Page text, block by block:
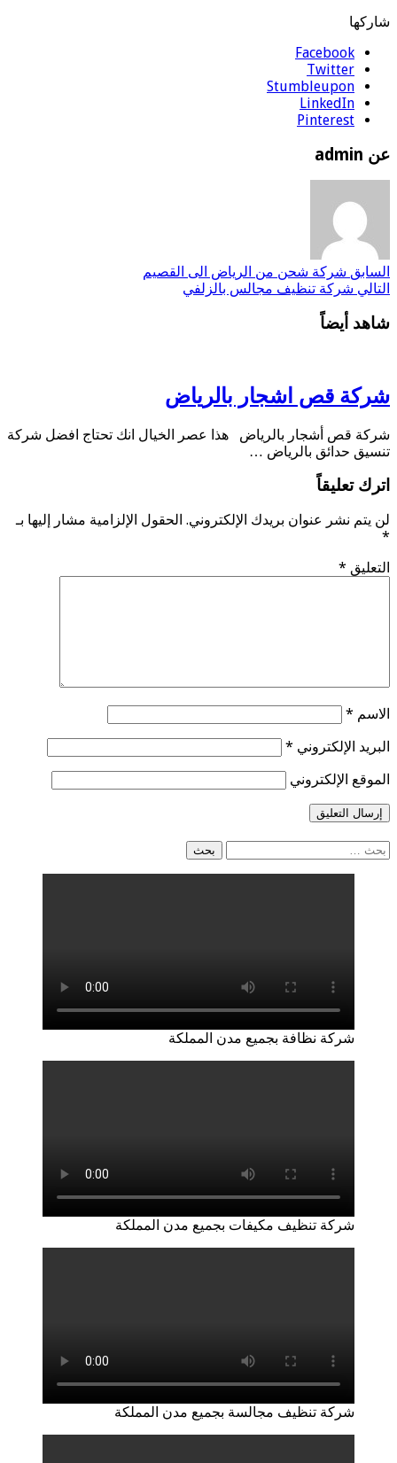
شاركها
Facebook
Twitter
Stumbleupon
LinkedIn
Pinterest
عن admin
السابق شركة شحن من الرياض الى القصيم
التالي شركة تنظيف مجالس بالزلفي
شاهد أيضاً
شركة قص اشجار بالرياض
شركة قص أشجار بالرياض هذا عصر الخيال انك تحتاج افضل شركة
تنسيق حدائق بالرياض …
اترك تعليقاً
لن يتم نشر عنوان بريدك الإلكتروني. الحقول الإلزامية مشار إليها بـ
*
التعليق *
الاسم *
البريد الإلكتروني *
الموقع الإلكتروني
البحث
شركة نظافة بجميع مدن المملكة
شركة تنظيف مكيفات بجميع مدن المملكة
شركة تنظيف مجالسة بجميع مدن المملكة